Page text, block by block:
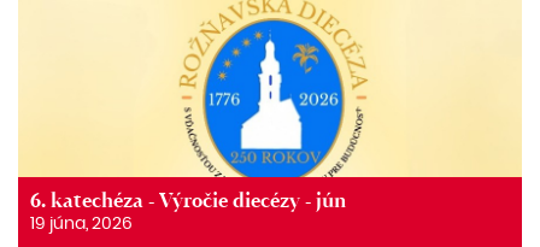
6. katechéza - Výročie diecézy - jún
19 júna, 2026